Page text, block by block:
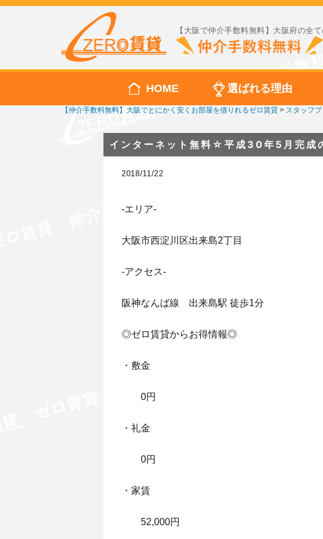
【大阪で仲介手数料無料】大阪府の全
HOME 選ばれる理由
【仲介手数料無料】大阪でとにかく安くお部屋を借りれるゼロ賃貸 > スタッフ
インターネット無料☆平成30年5月完成
2018/11/22
-エリア-
大阪市西淀川区出来島2丁目
-アクセス-
阪神なんば線 出来島駅 徒歩1分
◎ゼロ賃貸からお得情報◎
・敷金
0円
・礼金
0円
・家賃
52,000円